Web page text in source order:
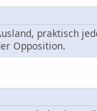
praktisch
Opposition.